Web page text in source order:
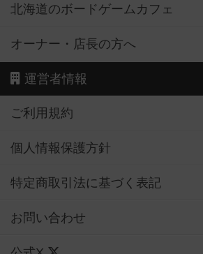
北海道のボードゲームカフェ
オーナー・店長の方へ
運営者情報
ご利用規約
個人情報保護方針
特定商取引法に基づく表記
お問い合わせ